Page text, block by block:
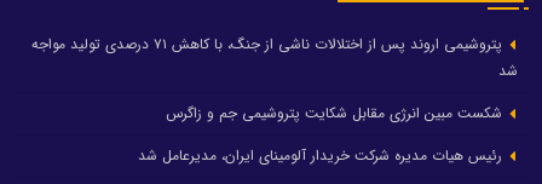
پتروشیمی اروند پس از اختلالات ناشی از جنگ، با کاهش ۷۱ درصدی تولید مواجه
شد
شکست مبین انرژی مقابل شکایت پتروشیمی جم و زاگرس
رئیس هیات مدیره شرکت خریدار آلومینای ایران، مدیرعامل شد